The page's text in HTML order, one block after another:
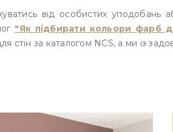
від особистих
"Як підбирати кольори фарб
стін за каталогом NCS, а ми із